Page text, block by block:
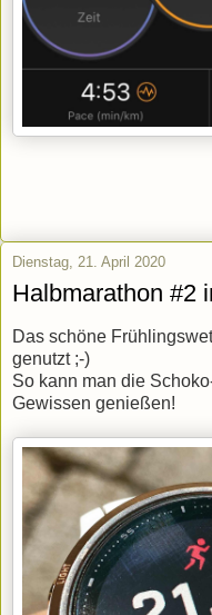
Dienstag, 21. April 2020
Halbmarathon #2
Das schöne
genutzt ;-)
So kann man die
Gewissen genießen!